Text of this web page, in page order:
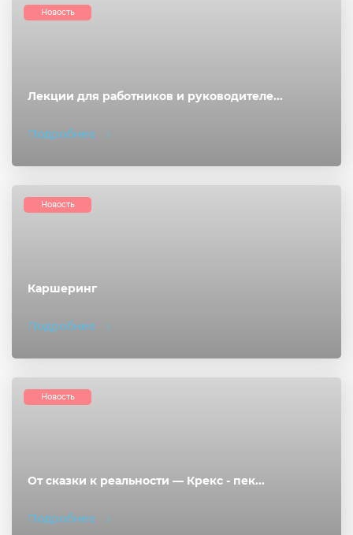
Лекции для работников и руководителе...
Подробнее
Новость
Каршеринг
Подробнее
Новость
От сказки к реальности — Крекс - пек...
Подробнее
Новость